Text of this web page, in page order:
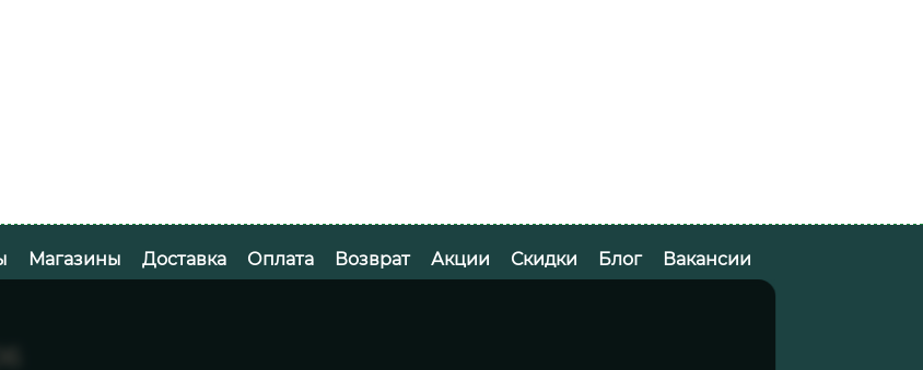
Магазины Доставка Оплата Возврат Акции Скидки Блог
Вакансии